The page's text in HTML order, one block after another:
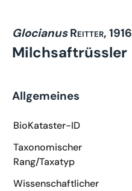
Glocianus Reitter, 1916
Milchsaftrüssler
Allgemeines
BioKataster-ID
Taxonomischer
Rang/Taxatyp
Wissenschaftlicher